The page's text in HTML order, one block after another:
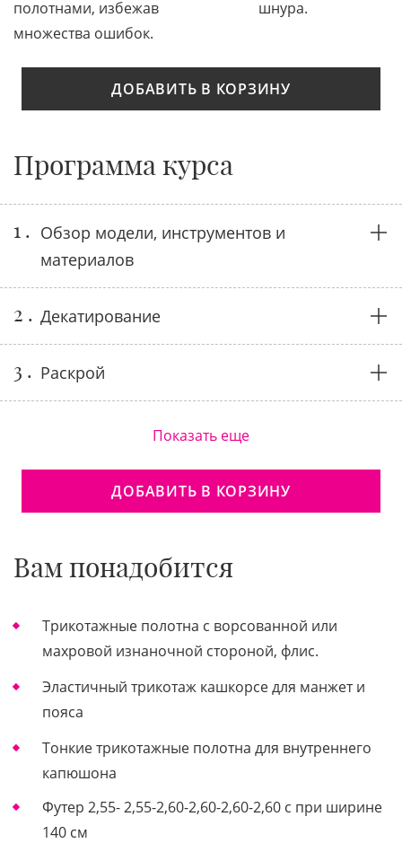
полотнами, избежав
множества ошибок.
шнура.
ДОБАВИТЬ В КОРЗИНУ
Программа курса
1 . Обзор модели, инструментов и
материалов
2 . Декатирование
3 . Раскрой
Показать еще
ДОБАВИТЬ В КОРЗИНУ
Вам понадобится
Трикотажные полотна с ворсованной или
махровой изнаночной стороной, флис.
Эластичный трикотаж кашкорсе для манжет и
пояса
Тонкие трикотажные полотна для внутреннего
капюшона
Футер 2,55- 2,55-2,60-2,60-2,60-2,60 с при ширине
140 см